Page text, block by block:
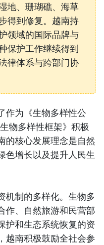
地、珊瑚礁、海草
得到修复。越南持
领域的国际品牌与
保护工作继续得到
律体系与跨部门协
作为《生物多样性公
物多样性框架》积极
的核心发展理念是自然
色增长以及提升人民生
机制的多样化。生物多
作、自然旅游和民营部
护和生态系统恢复的资
越南积极鼓励全社会参